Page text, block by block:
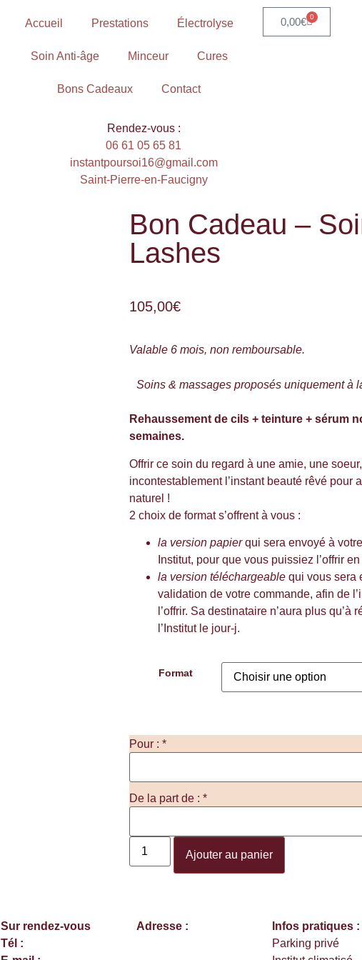
Accueil Prestations Électrolyse
Soin Anti-âge Minceur Cures
Bons Cadeaux Contact
0,00€ 0
Rendez-vous :
06 61 05 65 81
instantpoursoi16@gmail.com
Saint-Pierre-en-Faucigny
Bon Cadeau –
Lashes
105,00€
Valable 6 mois, non remboursable.
Soins & massages proposés uniquement à
Rehaussement de cils + teinture + sérum
semaines.
Offrir ce soin du regard à une amie, une
incontestablement l’instant beauté rêvé pour
naturel !
2 choix de format s’offrent à vous :
la version papierqui sera envoyé à
Institut, pour que vous puissiez l’offrir
la version téléchargeable qui vous sera
validation de votre commande, afin de
l’offrir. Sa destinataire n’aura plus
l’Institut le jour-j.
Format
Pour : *
De la part de : *
Ajouter au panier
Sur rendez-vous
Tél :
Adresse :
Infos pratiques :
Parking privé